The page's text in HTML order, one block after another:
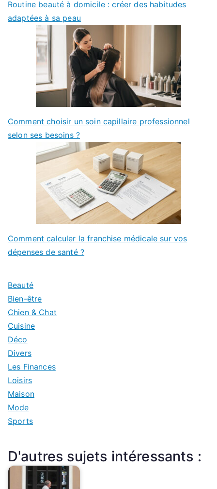
Routine beauté à domicile : créer des habitudes
adaptées à sa peau
Comment choisir un soin capillaire professionnel
selon ses besoins ?
Comment calculer la franchise médicale sur vos
dépenses de santé ?
Beauté
Bien-être
Chien & Chat
Cuisine
Déco
Divers
Les Finances
Loisirs
Maison
Mode
Sports
D'autres sujets intéressants :